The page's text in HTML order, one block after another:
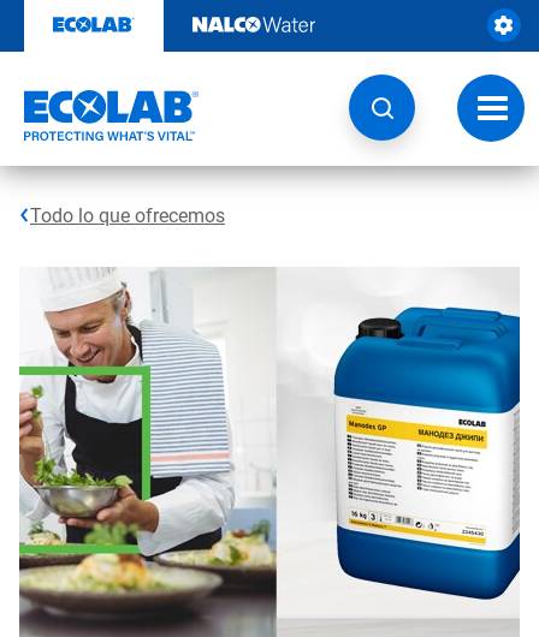
contenido
de
Todo lo que ofrecemos